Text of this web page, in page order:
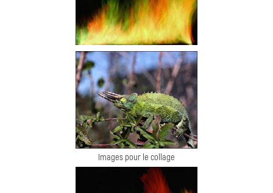
Images pour le collage